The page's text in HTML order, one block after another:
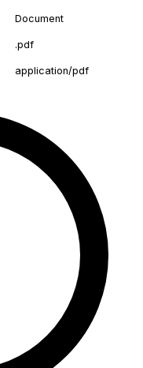
Document
.pdf
application/pdf